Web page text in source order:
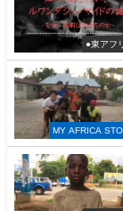
●東アフ
MY AFRICA